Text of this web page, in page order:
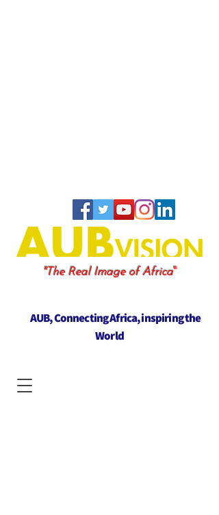
"The Real Image of Africa"
AUB, Connecting Africa, inspiring the
World